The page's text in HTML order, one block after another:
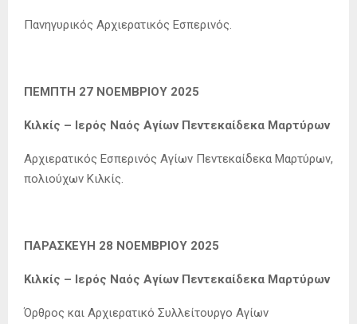
Πανηγυρικός Αρχιερατικός Εσπερινός.
ΠΕΜΠΤΗ 27 ΝΟΕΜΒΡΙΟΥ 2025
Κιλκίς – Ιερός Ναός Αγίων Πεντεκαίδεκα Μαρτύρων
Αρχιερατικός Εσπερινός Αγίων Πεντεκαίδεκα Μαρτύρων,
πολιούχων Κιλκίς.
ΠΑΡΑΣΚΕΥΗ 28 ΝΟΕΜΒΡΙΟΥ 2025
Κιλκίς – Ιερός Ναός Αγίων Πεντεκαίδεκα Μαρτύρων
Όρθρος και Αρχιερατικό Συλλείτουργο Αγίων